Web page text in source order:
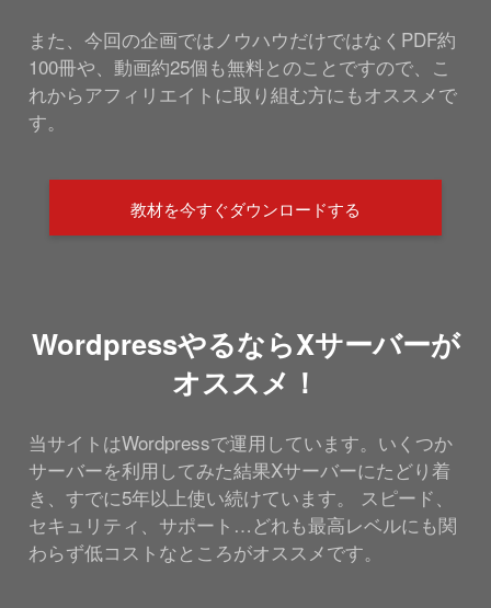
また、今回の企画ではノウハウだけではなくPDF約
100冊や、動画約25個も無料とのことですので、こ
れからアフィリエイトに取り組む方にもオススメで
す。
教材を今すぐダウンロードする
WordpressやるならXサーバーが
オススメ！
当サイトはWordpressで運用しています。いくつか
サーバーを利用してみた結果Xサーバーにたどり着
き、すでに5年以上使い続けています。 スピード、
セキュリティ、サポート…どれも最高レベルにも関
わらず低コストなところがオススメです。